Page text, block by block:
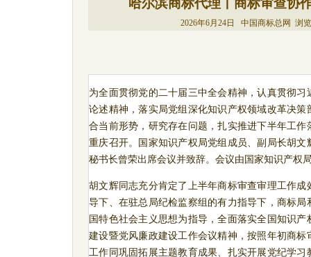
哈尔滨商标代理丨商标审查协
2026年6月24日 中国商标总网 浏
为全面贯彻党的二十届三中全会精神，认真贯彻
论述精神，落实局党组深化知识产权领域改革决
合当前形势，研究存在问题，扎实推进下半年工作
重庆召开。国家知识产权局党组成员、副局长胡
秘书长曾荣出席会议并致辞。会议由国家知识产权
胡文辉同志充分肯定了上半年商标审查审理工作
导下、在驻总局纪检监察组的有力指导下，商标
国特色社会主义思想为指导，全面落实全国知识
建设暨党风廉政建设工作会议精神，按照年初商
工作同巩固拓展主题教育成果、扎实开展党纪学